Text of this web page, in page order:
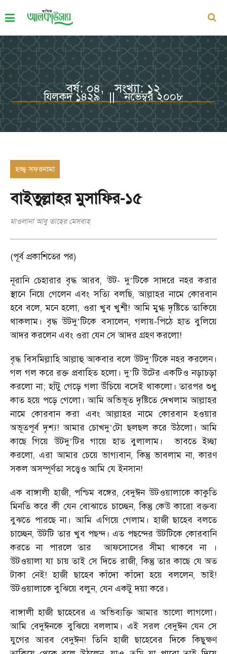
বর্ষ: ০৪, সংখ্যা: ১২
যিলকদ ১৪২৯ || নভেম্বর ২০০৮
হজ্জ্ব সফরনামা
বাইতুল্লাহর মুসাফির-১৫
মাওলানা আবু তাহের মেসবাহ
(পূর্ব প্রকাশিতের পর)
নূরানি চেহারার বৃদ্ধ আরব, উট- দু’টিকে সাদরে নহর করার
স্থানে নিয়ে গেলেন এবং সত্যি বলছি, আল্লাহর নামে কোরবান
হবে বলে, মনে হলো, ওরা খুব খুশী! আমি মুগ্ধ দৃষ্টিতে তাকিয়ে
থাকলাম। বৃদ্ধ উটদু’টিকে বসালেন, গলায়-পিঠে হাত বুলিয়ে
আদর করলেন এবং ওরা যেন সে আদর গ্রহণ করলো!
বৃদ্ধ বিসমিল্লাহি আল্লাহু আকবার বলে উটদু’টিকে নহর করলেন।
গল গল করে রক্ত প্রবাহিত হলো। দু’টি উটের একটিও নড়াচড়া
করলো না; হাঁটু গেড়ে গলা উঁচিয়ে বসেই থাকলো। তারপর শুধু
কাত হয়ে পড়ে গেলো। আমি অভিভূত দৃষ্টিতে দেখলাম আল্লাহর
নামে কোরবান করা এবং আল্লাহর নামে কোরবান হওয়ার
অভূতপূর্ব দৃশ্য! আমার চোখদু’টো ছলছল করে উঠলো। আমি
কাছে গিয়ে উটদু’টির গায়ে হাত বুলালাম।
ভাবতে ইচ্ছা
করলো, এরা আমার চেয়ে ভাগ্যবান, কিন্তু ভাবলাম না, কারণ
সকল অসম্পূর্ণতা সত্ত্বেও আমি যে ইনসান!
এক বাঙ্গালী হাজী, পশ্চিম বঙ্গের, বেদুঈন উটওয়ালাকে কাকুতি
মিনতি করে কী যেন বোঝাতে চাচ্ছেন, কিন্তু কেউ কারো বক্তব্য
বুঝতে পারছে না। আমি এগিয়ে গেলাম। হাজী ছাহেব বলতে
চাচ্ছেন, উটটি তার খুব পছন্দ। এত পছন্দের উটটিকে কোরবানি
করতে না পারলে তার
আফসোসের সীমা থাকবে না ।
উটওয়ালা যা চায় তাই সে দিতে রাজী, কিন্তু তার কাছে যে অত
টাকা নেই! হাজী ছাহেব কাঁদো কাঁদো হয়ে বললেন, ভাই!
উটওয়ালাকে বুঝিয়ে বলুন, যেন একটু দয়া করে।
বাঙ্গালী হাজী ছাহেবের এ অভিব্যক্তি আমার ভালো লাগলো।
আমি বেদুঈনকে বুঝিয়ে বললাম। এই সরল বেদুঈন যেন সে
যুগের আরব বেদুঈন! তিনি হাজী ছাহেবের দিকে কিছুক্ষণ